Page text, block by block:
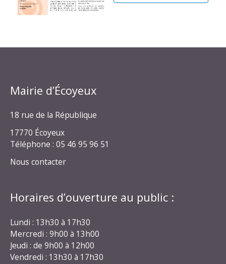
Mairie d’Écoyeux
18 rue de la République
17770 Écoyeux
Téléphone : 05 46 95 96 51
Nous contacter
Horaires d’ouverture au public :
Lundi : 13h30 à 17h30
Mercredi : 9h00 à 13h00
Jeudi : de 9h00 à 12h00
Vendredi : 13h30 à 17h30